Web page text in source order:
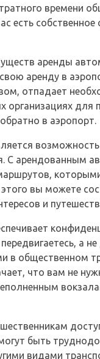
времени
есть собственное
аренды
аренду в
отпадает
организациях для
в аэропорт.
возможность
С арендованным
вы можете
и
а не
в общественном
что вам не
быть
видами